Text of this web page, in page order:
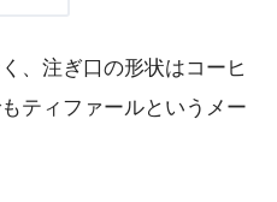
、注ぎ口の形状はコーヒ
ティファールというメー